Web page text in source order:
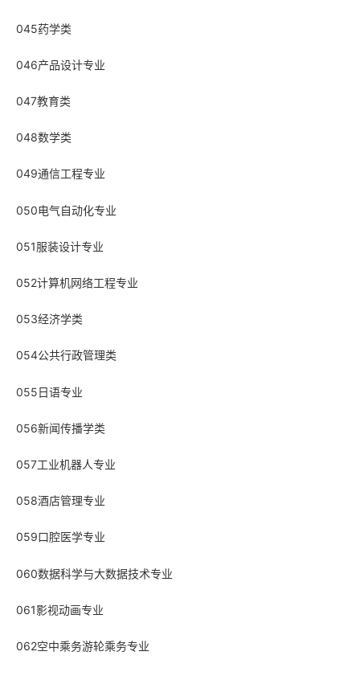
045药学类
046产品设计专业
047教育类
048数学类
049通信工程专业
050电气自动化专业
051服装设计专业
052计算机网络工程专业
053经济学类
054公共行政管理类
055日语专业
056新闻传播学类
057工业机器人专业
058酒店管理专业
059口腔医学专业
060数据科学与大数据技术专业
061影视动画专业
062空中乘务游轮乘务专业